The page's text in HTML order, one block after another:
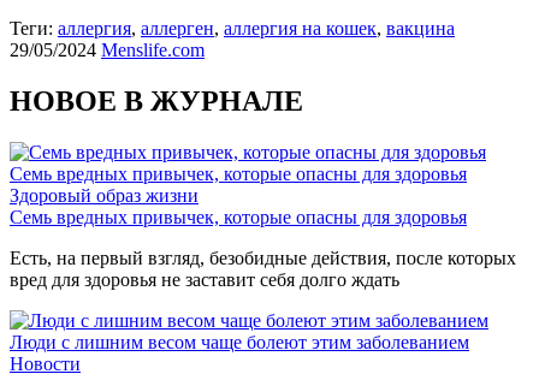
Теги: аллергия, аллерген, аллергия на кошек, вакцина
29/05/2024 Menslife.com
НОВОЕ В ЖУРНАЛЕ
Семь вредных привычек, которые опасны для здоровья
Здоровый образ жизни
Семь вредных привычек, которые опасны для здоровья
Есть, на первый взгляд, безобидные действия, после которых
вред для здоровья не заставит себя долго ждать
Люди с лишним весом чаще болеют этим заболеванием
Новости